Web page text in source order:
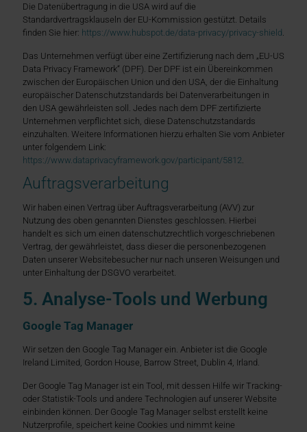
Die Datenübertragung in die USA wird auf die
Standardvertragsklauseln der EU-Kommission gestützt. Details
finden Sie hier: https://www.hubspot.de/data-privacy/privacy-shield
Das Unternehmen verfügt über eine Zertifizierung nach dem „EU-US
Data Privacy Framework“ (DPF). Der DPF ist ein Übereinkommen
zwischen der Europäischen Union und den USA, der die Einhaltung
europäischer Datenschutzstandards bei Datenverarbeitungen in
den USA gewährleisten soll. Jedes nach dem DPF zertifizierte
Unternehmen verpflichtet sich, diese Datenschutzstandards
einzuhalten. Weitere Informationen hierzu erhalten Sie vom Anbieter
unter folgendem Link:
https://www.dataprivacyframework.gov/participant/5812
Auftragsverarbeitung
Wir haben einen Vertrag über Auftragsverarbeitung (AVV) zur
Nutzung des oben genannten Dienstes geschlossen. Hierbei
handelt es sich um einen datenschutzrechtlich vorgeschriebenen
Vertrag, der gewährleistet, dass dieser die personenbezogenen
Daten unserer Websitebesucher nur nach unseren Weisungen und
unter Einhaltung der DSGVO verarbeitet.
5. Analyse-Tools und Werbung
Google Tag Manager
Wir setzen den Google Tag Manager ein. Anbieter ist die Google
Ireland Limited, Gordon House, Barrow Street, Dublin 4, Irland.
Der Google Tag Manager ist ein Tool, mit dessen Hilfe wir Tracking-
oder Statistik-Tools und andere Technologien auf unserer Website
einbinden können. Der Google Tag Manager selbst erstellt keine
Nutzerprofile, speichert keine Cookies und nimmt keine